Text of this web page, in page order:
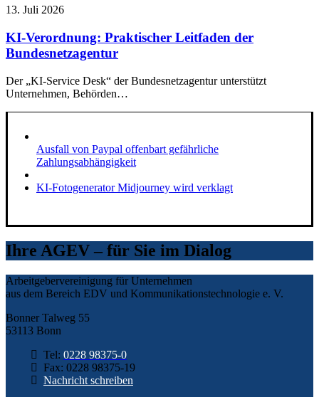
13. Juli 2026
KI-Verordnung: Praktischer Leitfaden der
Bundesnetzagentur
Der „KI-Service Desk“ der Bundesnetzagentur unterstützt
Unternehmen, Behörden…
Ausfall von Paypal offenbart gefährliche
Zahlungsabhängigkeit
KI-Fotogenerator Midjourney wird verklagt
Ihre AGEV – für Sie im Dialog
Arbeitgebervereinigung für Unternehmen
aus dem Bereich EDV und Kommunikationstechnologie e. V.
Bonner Talweg 55
53113 Bonn
Tel: 0228 98375-0
Fax: 0228 98375-19
Nachricht schreiben